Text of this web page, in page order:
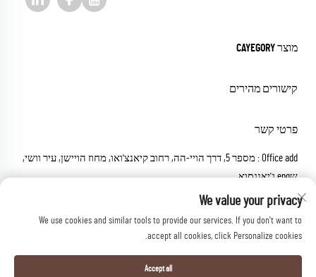
מוצר CAYEGORY
קישורים מהירים
פרטי קשר
Office add : מספר 5, דרך הויי-הה, רחוב קיאנצ'ואו, מחוז הויישן, עיר וושי,
שeng ג'יאנגסוא
דואר אלקטרוני:[email protected]
We value your privacy
We use cookies and similar tools to provide our services. If you don't want to
accept all cookies, click Personalize cookies.
Accept all